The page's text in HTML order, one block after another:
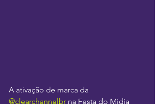
A ativação de marca da
@clearchannelbr na Festa do Mídia